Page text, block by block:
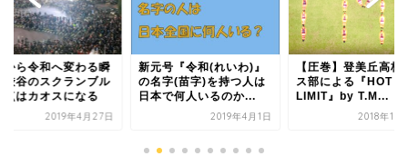
から令和へ変わる瞬
渋谷のスクランブル
点はカオスになる
2019年4月27日
新元号『令和(れいわ)』
の名字(苗字)を持つ人は
日本で何人いるのか...
2019年4月1日
【圧巻】登美丘高校
ス部による『HOT
LIMIT』by T.M...
2018年12